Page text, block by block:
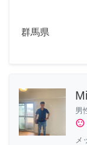
群馬県
男
sentiment_satisfied
メ